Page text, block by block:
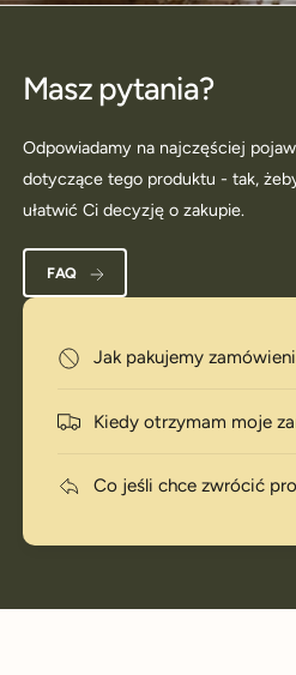
Masz pytania?
Odpowiadamy na najczęściej
dotyczące tego produktu - tak,
ułatwić Ci decyzję o zakupie.
FAQ
Jak pakujemy
Kiedy otrzymam moje
Co jeśli chce zwrócić